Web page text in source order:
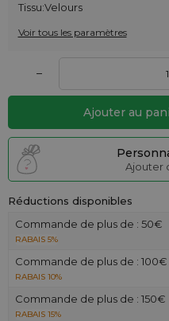
Tissu:Velours
Voir tous les paramètres
–
Ajouter au
Ajouter
Réductions disponibles
Commande de plus de : 50€
RABAIS 5%
Commande de plus de : 100€
RABAIS 10%
Commande de plus de : 150€
RABAIS 15%